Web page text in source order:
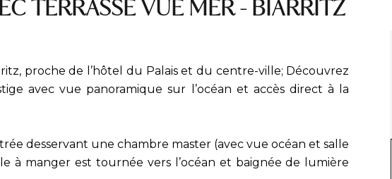
TERRASSE VUE MER - BIARRITZ
proche de l’hôtel du Palais et du centre-ville; Découvrez
avec vue panoramique sur l’océan et accès direct à la
desservant une chambre master (avec vue océan et salle
à manger est tournée vers l’océan et baignée de lumière